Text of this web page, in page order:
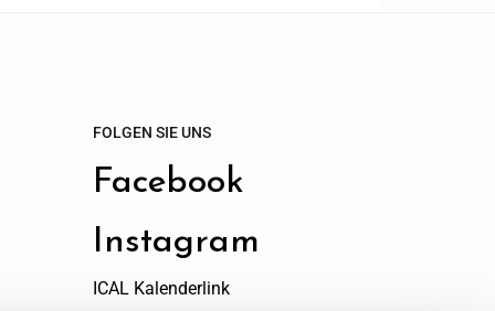
FOLGEN SIE UNS
Facebook
Instagram
ICAL Kalenderlink